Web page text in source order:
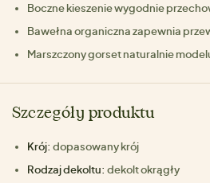
Boczne kieszenie wygodnie
Bawełna organiczna zapewnia
Marszczony gorset naturalnie
Szczegóły produktu
Krój: dopasowany krój
Rodzaj dekoltu: dekolt okrągły